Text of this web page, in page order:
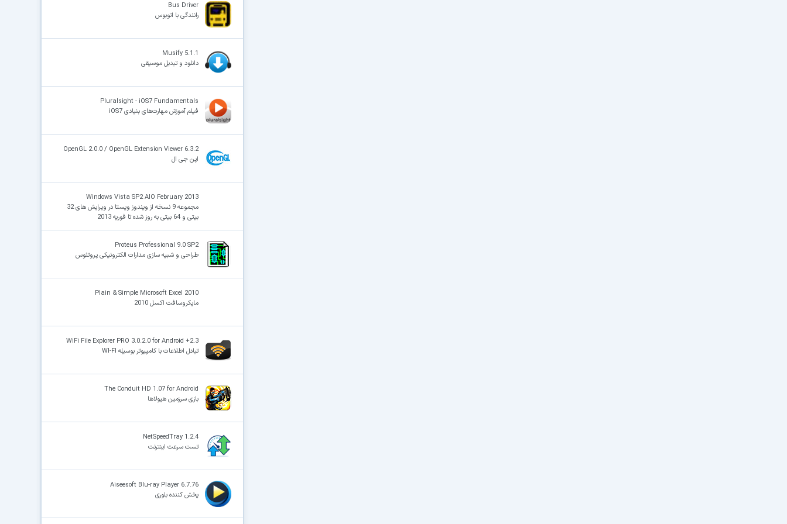
Bus Driver
رانندگی با اتوبوس
Musify 5.1.1
دانلود و تبدیل موسیقی
Pluralsight - iOS7 Fundamentals
فیلم آموزش مهارت‌های بنیادی iOS7
OpenGL 2.0.0 / OpenGL Extension Viewer 6.3.2
اپن جی ال
Windows Vista SP2 AIO February 2013
مجموعه 9 نسخه از ویندوز ویستا در ویرایش های 32
بیتی و 64 بیتی به روز شده تا فوریه 2013
Proteus Professional 9.0 SP2
طراحی و شبیه سازی مدارات الکترونیکی پروتئوس
Plain & Simple Microsoft Excel 2010
مایکروسافت اکسل 2010
WiFi File Explorer PRO 3.0.2.0 for Android +2.3
تبادل اطلاعات با کامپیوتر بوسیله WI-FI
The Conduit HD 1.07 for Android
بازی سرزمین هیولاها
NetSpeedTray 1.2.4
تست سرعت اینترنت
Aiseesoft Blu-ray Player 6.7.76
پخش کننده بلوری